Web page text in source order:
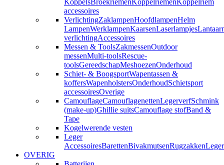
KoppelsBroekriemenKoppelriemenKoppelriem
accessoires
VerlichtingZaklampenHoofdlampenHelm
LampenWerklampenKaarsenLaserlampjes
verlichtingAccessoires
Messen & ToolsZakmessenOutdoor
messenMulti-toolsRescue-
toolsGereedschapMeshoezenOnderhoud
Schiet- & BoogsportWapentassen &
koffersWapenholstersOnderhoudSchietsport
accessoiresOverige
CamouflageCamouflagenettenLegerverfSchmink
(make-up)Ghillie suitsCamouflage stofBand &
Tape
Kogelwerende vesten
Leger
AccessoiresBarettenBivakmutsenRugzakken
OVERIG